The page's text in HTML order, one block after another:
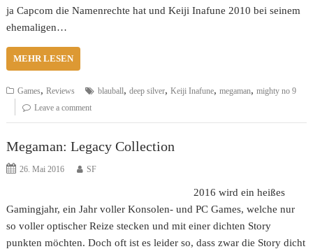
ja Capcom die Namenrechte hat und Keiji Inafune 2010 bei seinem
ehemaligen…
MEHR LESEN
Games,Reviews blauball,deep silver,Keiji Inafune,megaman,mighty no 9
Leave a comment
Megaman: Legacy Collection
26. Mai 2016 SF
2016 wird ein heißes
Gamingjahr, ein Jahr voller Konsolen- und PC Games, welche nur
so voller optischer Reize stecken und mit einer dichten Story
punkten möchten. Doch oft ist es leider so, dass zwar die Story dicht